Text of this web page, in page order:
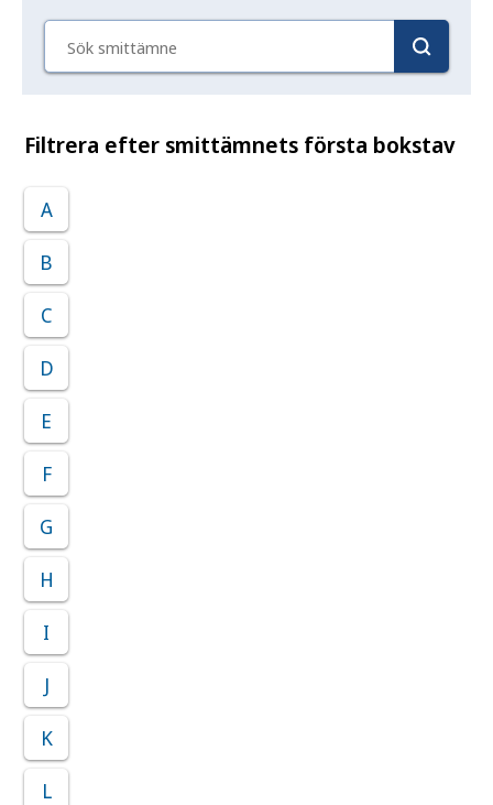
Filtrera efter smittämnets första bokstav
A
B
C
D
E
F
G
H
I
J
K
L